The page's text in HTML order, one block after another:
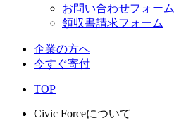
お問い合わせフォーム
領収書請求フォーム
企業の方へ
今すぐ寄付
TOP
Civic Forceについて